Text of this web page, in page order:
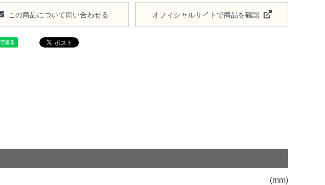
この商品について問い合わせる オフィシャルサイトで商品を確認
(mm)